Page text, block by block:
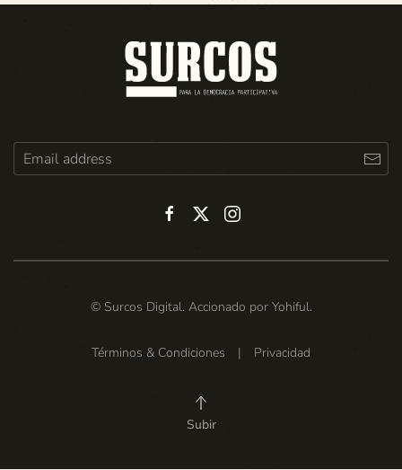
© Surcos Digital. Accionado por Yohiful.
Términos & Condiciones | Privacidad
Subir